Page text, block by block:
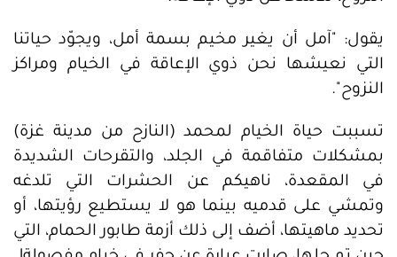
يقول: "آمل أن يغير مخيم بسمة أمل، ويجوّد حياتنا
التي نعيشها نحن ذوي الإعاقة في الخيام ومراكز
النزوح".
تسببت حياة الخيام لمحمد (النازح من مدينة غزة)
بمشكلات متفاقمة في الجلد، والتقرحات الشديدة
في المقعدة، ناهيكم عن الحشرات التي تلدغه
وتمشي على قدميه بينما هو لا يستطيع رؤيتها، أو
تحديد ماهيتها، أضف إلى ذلك أزمة طابور الحمام، التي